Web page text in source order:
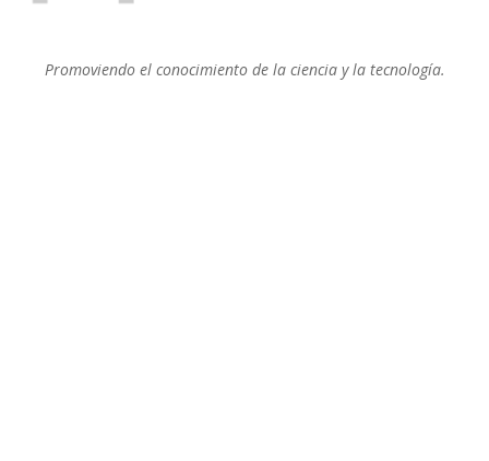
Promoviendo el conocimiento de la ciencia y la tecnología.